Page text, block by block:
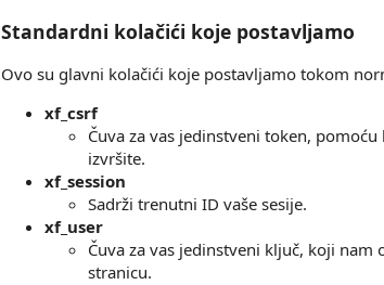
Standardni kolačići koje postavljamo
Ovo su glavni kolačići koje postavljamo tokom
xf_csrf
Čuva za vas jedinstveni token,
izvršite.
xf_session
Sadrži trenutni ID vaše sesije.
xf_user
Čuva za vas jedinstveni ključ, koji
stranicu.